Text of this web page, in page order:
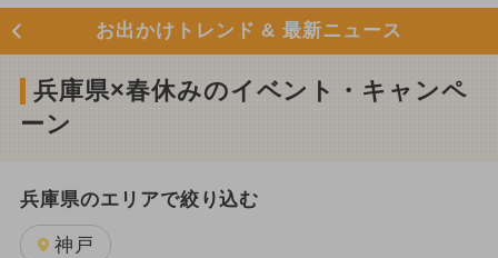
お出かけトレンド & 最新ニュース
兵庫県×春休みのイベント・キャンペ
ーン
兵庫県のエリアで絞り込む
神戸